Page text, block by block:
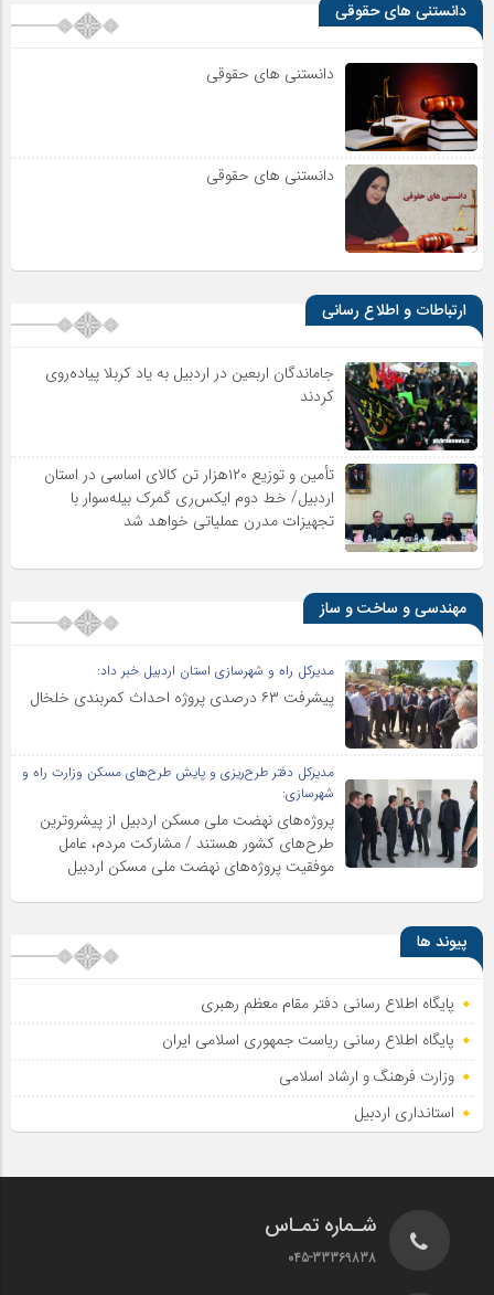
دانستنی های حقوقی
دانستنی های حقوقی
دانستنی های حقوقی
ارتباطات و اطلاع رسانی
جاماندگان اربعین در اردبیل به یاد کربلا پیاده‌روی
کردند
تأمین و توزیع ۱۲۰هزار تن کالای اساسی در استان
اردبیل/ خط دوم ایکس‌ری گمرک بیله‌سوار با
تجهیزات مدرن عملیاتی خواهد شد
مهندسی و ساخت و ساز
مدیرکل راه و شهرسازی استان اردبیل خبر داد:
پیشرفت ۶۳ درصدی پروژه احداث کمربندی خلخال
مدیرکل دفتر طرح‌ریزی و پایش طرح‌های مسکن وزارت راه و
شهرسازی:
پروژه‌های نهضت ملی مسکن اردبیل از پیشروترین
طرح‌های کشور هستند / مشارکت مردم، عامل
موفقیت پروژه‌های نهضت ملی مسکن اردبیل
پیوند ها
پایگاه اطلاع رسانی دفتر مقام معظم رهبری
پایگاه اطلاع‌ رسانی ریاست‌ جمهوری اسلامی ایران
وزارت فرهنگ و ارشاد اسلامی
استانداری اردبیل
شـماره تمـاس
045-33369838